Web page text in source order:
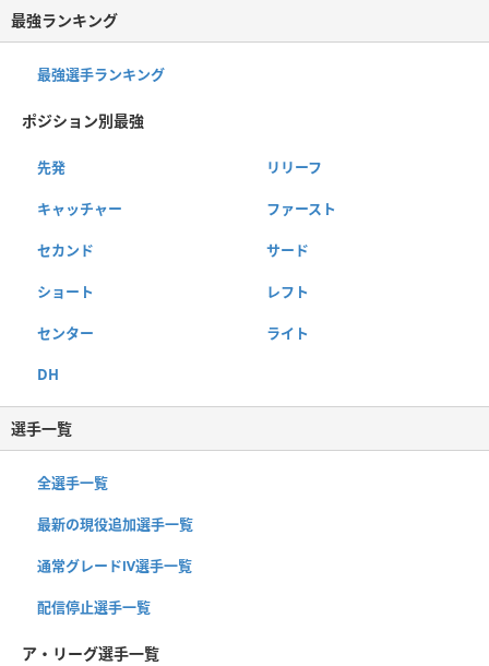
最強ランキング
最強選手ランキング
ポジション別最強
先発 リリーフ
キャッチャー ファースト
セカンド サード
ショート レフト
センター ライト
DH
選手一覧
全選手一覧
最新の現役追加選手一覧
通常グレードⅣ選手一覧
配信停止選手一覧
ア・リーグ選手一覧